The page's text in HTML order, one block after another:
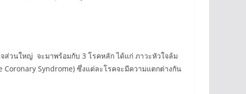
ส่วนใหญ่ จะมาพร้อมกับ 3 โรคหลัก ได้แก่ ภาวะหัวใจล้ม
Coronary Syndrome) ซึ่งแต่ละโรคจะมีความแตกต่างกัน